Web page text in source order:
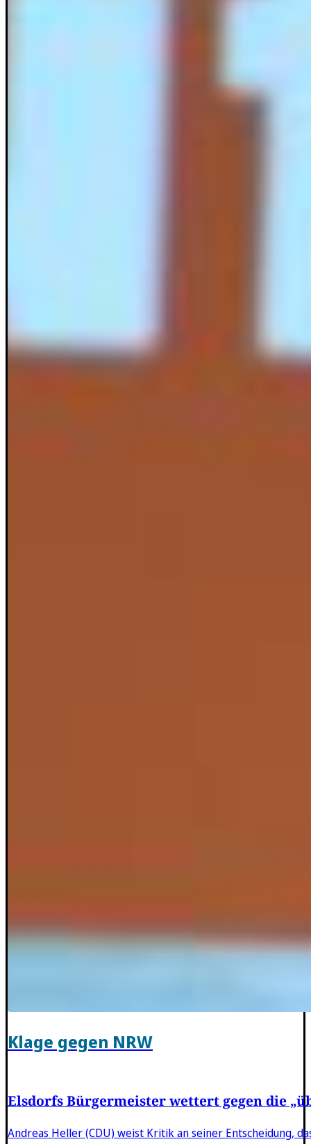
Klage gegen NRW
Elsdorfs Bürgermeister wettert gegen die
Andreas Heller (CDU) weist Kritik an seiner Entscheidung,